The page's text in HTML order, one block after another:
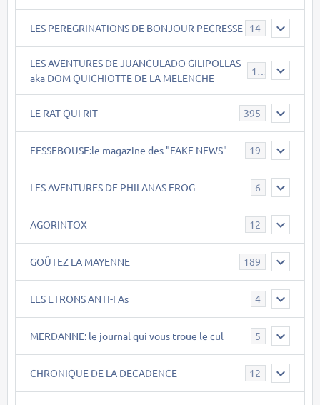
LES PEREGRINATIONS DE BONJOUR PECRESSE 14
LES AVENTURES DE JUANCULADO GILIPOLLAS
aka DOM QUICHIOTTE DE LA MELENCHE
119
LE RAT QUI RIT 395
FESSEBOUSE:le magazine des "FAKE NEWS" 19
LES AVENTURES DE PHILANAS FROG 6
AGORINTOX 12
GOÛTEZ LA MAYENNE 189
LES ETRONS ANTI-FAs 4
MERDANNE: le journal qui vous troue le cul 5
CHRONIQUE DE LA DECADENCE 12